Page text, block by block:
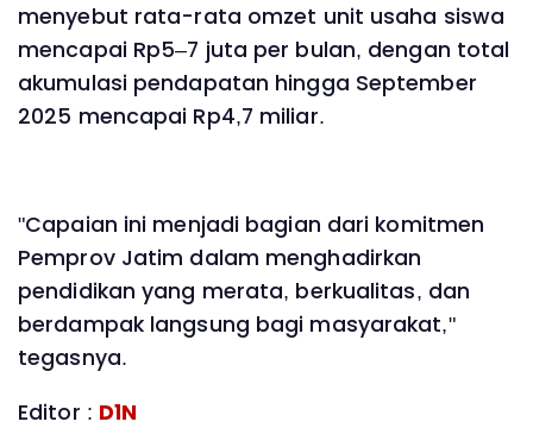
menyebut rata-rata omzet unit usaha siswa
mencapai Rp5–7 juta per bulan, dengan total
akumulasi pendapatan hingga September
2025 mencapai Rp4,7 miliar.
"Capaian ini menjadi bagian dari komitmen
Pemprov Jatim dalam menghadirkan
pendidikan yang merata, berkualitas, dan
berdampak langsung bagi masyarakat,"
tegasnya.
Editor : D1N